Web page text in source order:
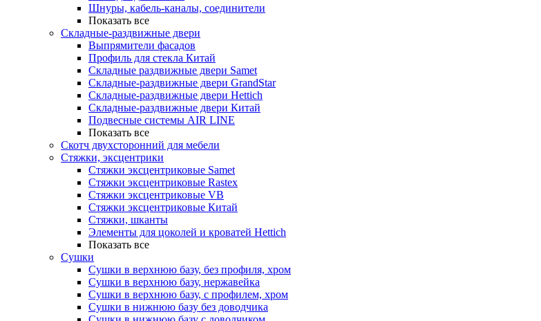
Шнуры, кабель-каналы, соединители
Показать все
Складные-раздвижные двери
Выпрямители фасадов
Профиль для стекла Китай
Складные раздвижные двери Samet
Складные-раздвижные двери GrandStar
Складные-раздвижные двери Hettich
Складные-раздвижные двери Китай
Подвесные системы AIR LINE
Показать все
Скотч двухсторонний для мебели
Стяжки, эксцентрики
Cтяжки эксцентриковые Samet
Стяжки эксцентриковые Rastex
Стяжки эксцентриковые VB
Стяжки эксцентриковые Китай
Стяжки, шканты
Элементы для цоколей и кроватей Hettich
Показать все
Сушки
Сушки в верхнюю базу, без профиля, хром
Сушки в верхнюю базу, нержавейка
Сушки в верхнюю базу, с профилем, хром
Сушки в нижнюю базу без доводчика